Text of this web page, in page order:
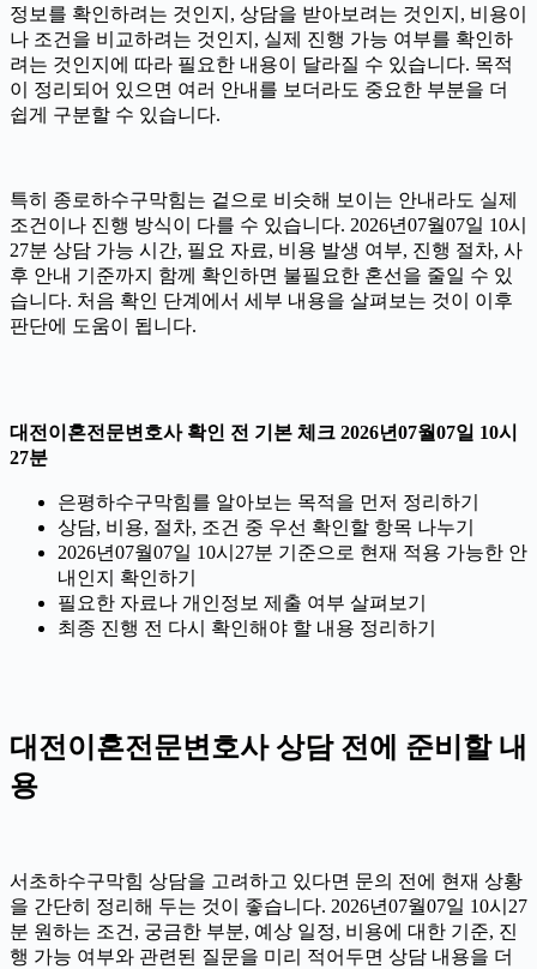
정보를 확인하려는 것인지, 상담을 받아보려는 것인지, 비용이
나 조건을 비교하려는 것인지, 실제 진행 가능 여부를 확인하
려는 것인지에 따라 필요한 내용이 달라질 수 있습니다. 목적
이 정리되어 있으면 여러 안내를 보더라도 중요한 부분을 더
쉽게 구분할 수 있습니다.
특히 종로하수구막힘는 겉으로 비슷해 보이는 안내라도 실제
조건이나 진행 방식이 다를 수 있습니다. 2026년07월07일 10시
27분 상담 가능 시간, 필요 자료, 비용 발생 여부, 진행 절차, 사
후 안내 기준까지 함께 확인하면 불필요한 혼선을 줄일 수 있
습니다. 처음 확인 단계에서 세부 내용을 살펴보는 것이 이후
판단에 도움이 됩니다.
대전이혼전문변호사 확인 전 기본 체크 2026년07월07일 10시
27분
은평하수구막힘를 알아보는 목적을 먼저 정리하기
상담, 비용, 절차, 조건 중 우선 확인할 항목 나누기
2026년07월07일 10시27분 기준으로 현재 적용 가능한 안
내인지 확인하기
필요한 자료나 개인정보 제출 여부 살펴보기
최종 진행 전 다시 확인해야 할 내용 정리하기
대전이혼전문변호사 상담 전에 준비할 내
용
서초하수구막힘 상담을 고려하고 있다면 문의 전에 현재 상황
을 간단히 정리해 두는 것이 좋습니다. 2026년07월07일 10시27
분 원하는 조건, 궁금한 부분, 예상 일정, 비용에 대한 기준, 진
행 가능 여부와 관련된 질문을 미리 적어두면 상담 내용을 더